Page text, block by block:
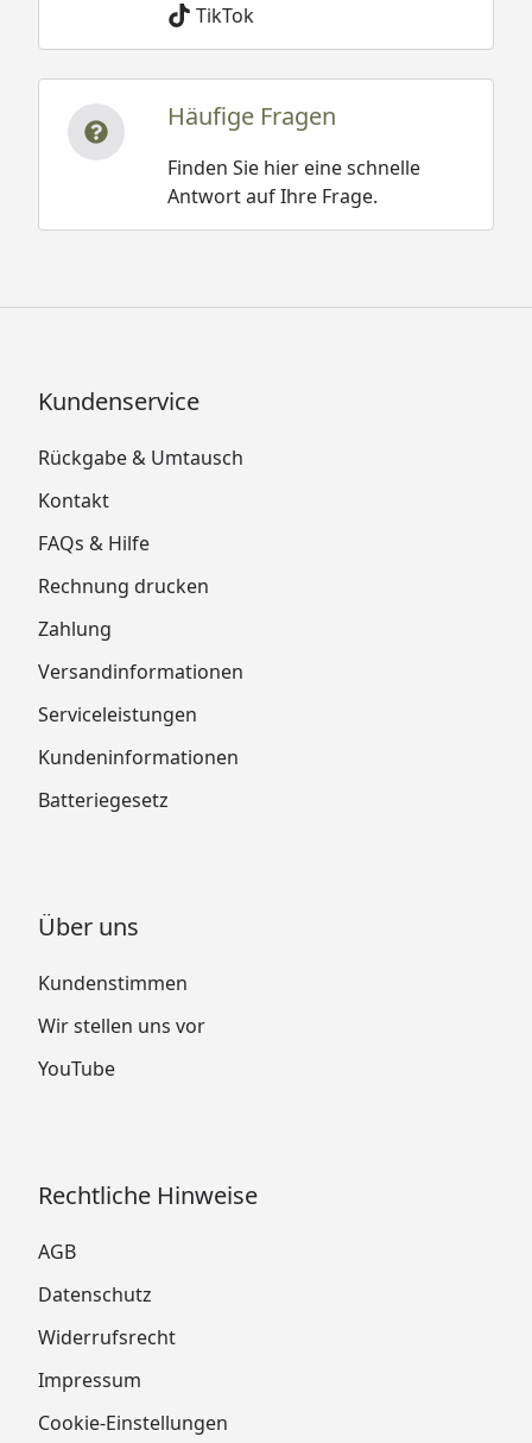
TikTok
Häufige Fragen
Finden Sie hier eine schnelle
Antwort auf Ihre Frage.
Kundenservice
Rückgabe & Umtausch
Kontakt
FAQs & Hilfe
Rechnung drucken
Zahlung
Versandinformationen
Serviceleistungen
Kundeninformationen
Batteriegesetz
Über uns
Kundenstimmen
Wir stellen uns vor
YouTube
Rechtliche Hinweise
AGB
Datenschutz
Widerrufsrecht
Impressum
Cookie-Einstellungen